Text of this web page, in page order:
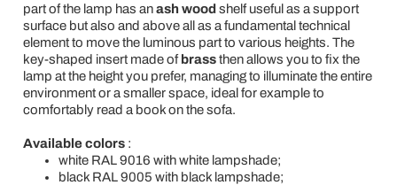
part of the lamp has anash wood shelf useful as a support
surface but also and above all as a fundamental technical
element to move the luminous part to various heights. The
key-shaped insert made ofbrassthen allows you to fix the
lamp at the height you prefer, managing to illuminate the entire
environment or a smaller space, ideal for example to
comfortably read a book on the sofa.
Available colors:
white RAL 9016 with white lampshade;
black RAL 9005 with black lampshade;